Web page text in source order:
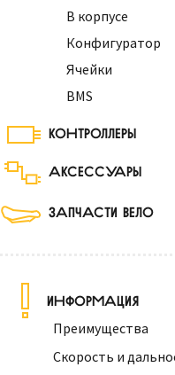
В корпусе
Конфигуратор
Ячейки
BMS
КОНТРОЛЛЕРЫ
АКСЕССУАРЫ
ЗАПЧАСТИ ВЕЛО
ИНФОРМАЦИЯ
Преимущества
Скорость и